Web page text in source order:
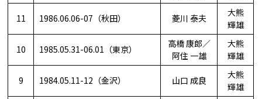
11 1986.06.06-07（秋田） 菱川 泰夫
大熊
輝雄
10 1985.05.31-06.01（東京）
高橋 康郎／
阿住 一雄
大熊
輝雄
9 1984.05.11-12（金沢） 山口 成良
大熊
輝雄